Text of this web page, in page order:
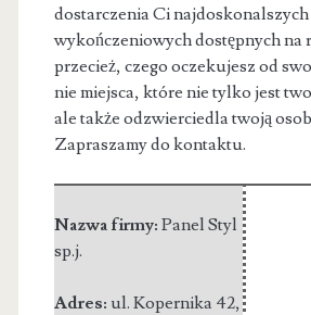
dostarczenia Ci
wykończeniowych dostępnych na
przecież, czego oczekujesz od
nie miejsca, które nie tylko jest
ale także odzwierciedla twoją
Zapraszamy do kontaktu.
Nazwa firmy: Panel Styl
sp.j.
Adres: ul. Kopernika 42,